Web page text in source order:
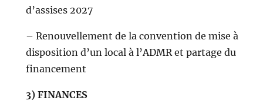
d’assises 2027
– Renouvellement de la convention de mise à
disposition d’un local à l’ADMR et partage du
financement
3) FINANCES